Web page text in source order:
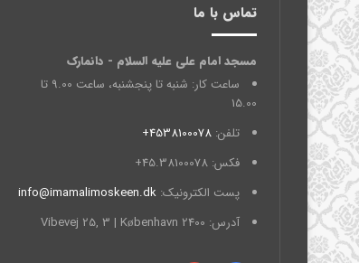
تماس با ما
مسجد امام علی علیه السلام - دانمارک
ساعت کار: شنبه تا پنجشنبه، ساعت 9.00 تا
15.00
تلفن: 4538100078+
فکس: 45.38100078+
پست الکترونیک: info@imamalimoskeen.dk
آدرس: Vibevej 25, 3 | København 2400